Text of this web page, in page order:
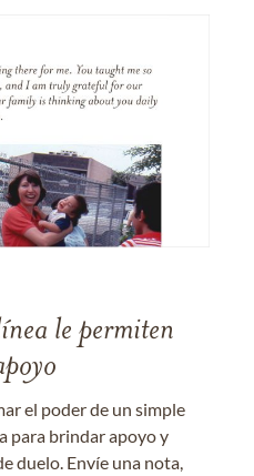
le permiten
el poder de un simple
para brindar apoyo y
duelo. Envíe una nota,